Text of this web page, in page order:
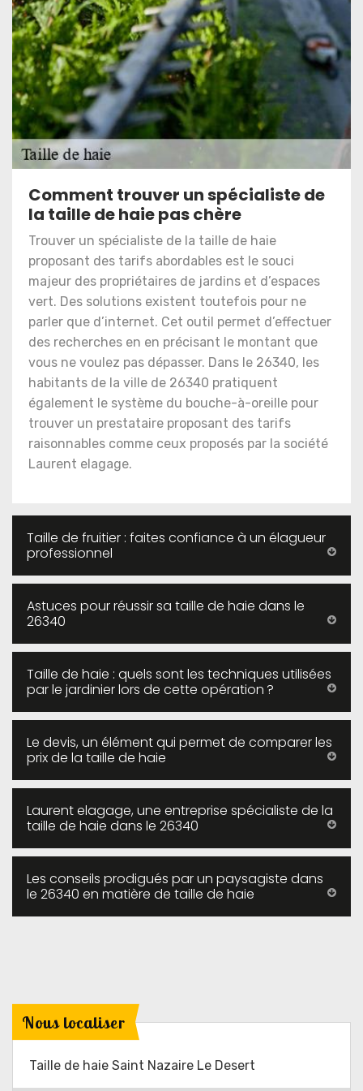
Comment trouver un spécialiste de
la taille de haie pas chère
Trouver un spécialiste de la taille de haie
proposant des tarifs abordables est le souci
majeur des propriétaires de jardins et d’espaces
vert. Des solutions existent toutefois pour ne
parler que d’internet. Cet outil permet d’effectuer
des recherches en en précisant le montant que
vous ne voulez pas dépasser. Dans le 26340, les
habitants de la ville de 26340 pratiquent
également le système du bouche-à-oreille pour
trouver un prestataire proposant des tarifs
raisonnables comme ceux proposés par la société
Laurent elagage.
Taille de fruitier : faites confiance à un élagueur
professionnel
Astuces pour réussir sa taille de haie dans le
26340
Taille de haie : quels sont les techniques utilisées
par le jardinier lors de cette opération ?
Le devis, un élément qui permet de comparer les
prix de la taille de haie
Laurent elagage, une entreprise spécialiste de la
taille de haie dans le 26340
Les conseils prodigués par un paysagiste dans
le 26340 en matière de taille de haie
Nous localiser
Taille de haie Saint Nazaire Le Desert